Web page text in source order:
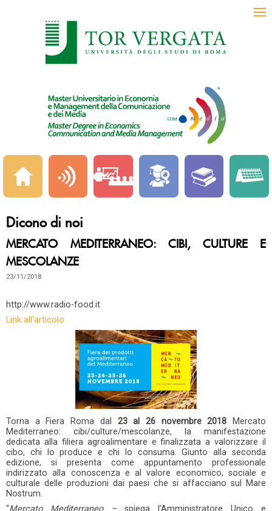
Dicono di noi
MERCATO MEDITERRANEO: CIBI, CULTURE E
MESCOLANZE
23/11/2018
http://www.radio-food.it
Link all'articolo
Torna a Fiera Roma dal 23 al 26 novembre 2018 Mercato
Mediterraneo: cibi/culture/mescolanze, la manifestazione
dedicata alla filiera agroalimentare e finalizzata a valorizzare il
cibo, chi lo produce e chi lo consuma. Giunto alla seconda
edizione, si presenta come appuntamento professionale
indirizzato alla conoscenza e al valore economico, sociale e
culturale delle produzioni dai paesi che si affacciano sul Mare
Nostrum.
“Mercato Mediterraneo – spiega l’Amministratore Unico e